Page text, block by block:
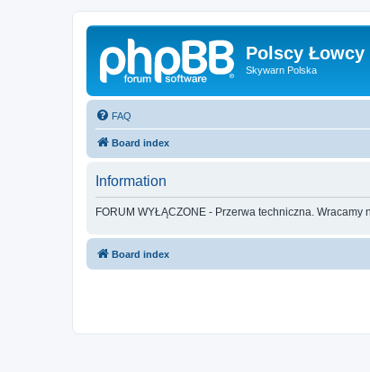
Polscy Łowcy
Skywarn Polska
FAQ
Board index
Information
FORUM WYŁĄCZONE - Przerwa techniczna. Wracamy
Board index